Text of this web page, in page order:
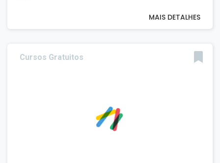
MAIS DETALHES
Cursos Gratuitos